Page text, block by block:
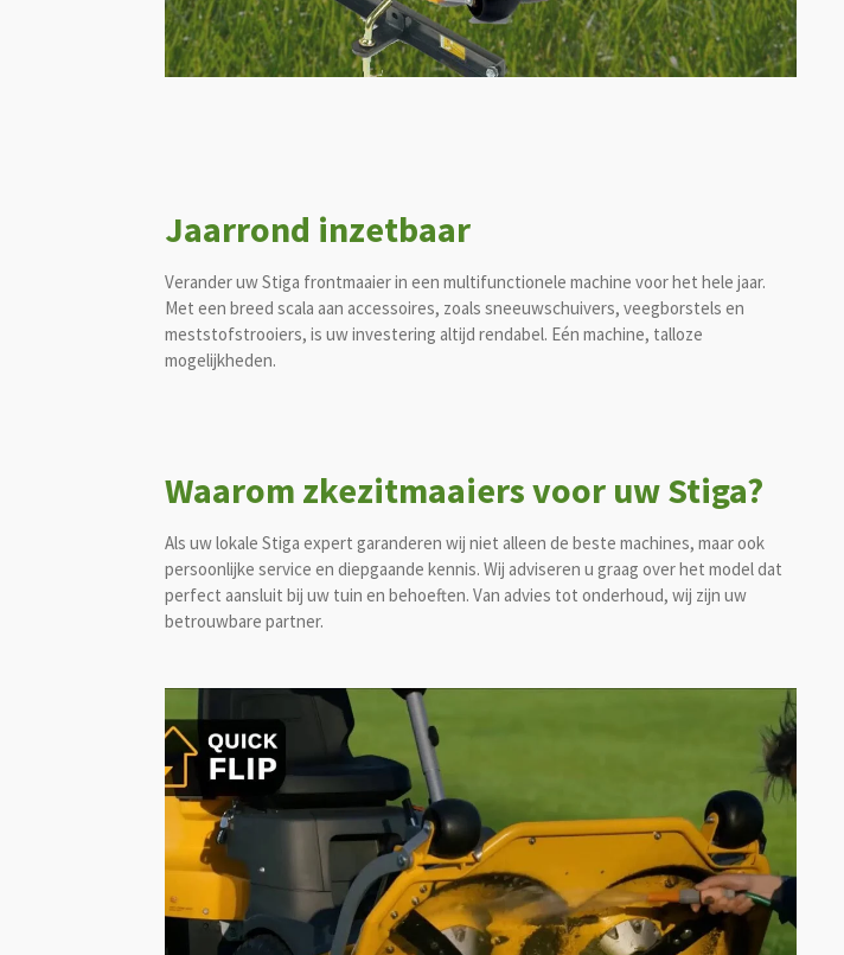
Jaarrond inzetbaar
Verander uw Stiga frontmaaier in een multifunctionele machine voor het hele jaar.
Met een breed scala aan accessoires, zoals sneeuwschuivers, veegborstels en
meststofstrooiers, is uw investering altijd rendabel. Eén machine, talloze
mogelijkheden.
Waarom zkezitmaaiers voor uw Stiga?
Als uw lokale Stiga expert garanderen wij niet alleen de beste machines, maar ook
persoonlijke service en diepgaande kennis. Wij adviseren u graag over het model dat
perfect aansluit bij uw tuin en behoeften. Van advies tot onderhoud, wij zijn uw
betrouwbare partner.